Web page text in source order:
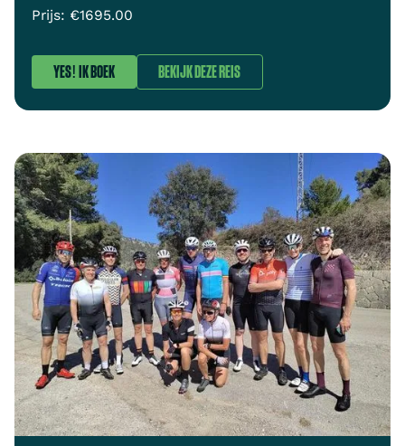
Prijs: €1695.00
YES! IK BOEK BEKIJK DEZE REIS